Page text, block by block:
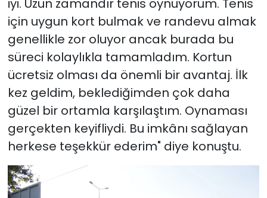
iyi. Uzun zamandır tenis oynuyorum. Tenis
için uygun kort bulmak ve randevu almak
genellikle zor oluyor ancak burada bu
süreci kolaylıkla tamamladım. Kortun
ücretsiz olması da önemli bir avantaj. İlk
kez geldim, beklediğimden çok daha
güzel bir ortamla karşılaştım. Oynaması
gerçekten keyifliydi. Bu imkânı sağlayan
herkese teşekkür ederim" diye konuştu.